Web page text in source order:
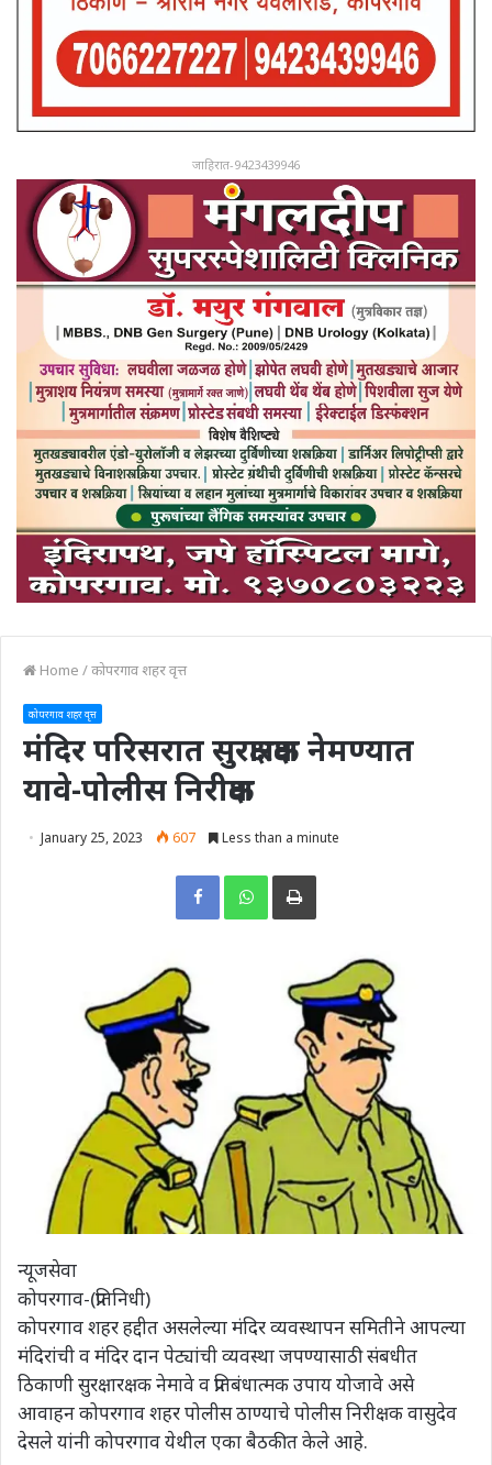
जाहिरात-9423439946
Home /कोपरगाव शहर वृत्त
कोपरगाव शहर वृत्त
मंदिर परिसरात सुरक्षारक्षक नेमण्यात
यावे-पोलीस निरीक्षक
January 25, 2023 607 Less than a minute
Print
न्यूजसेवा
कोपरगाव-(प्रतिनिधी)
कोपरगाव शहर हद्दीत असलेल्या मंदिर व्यवस्थापन समितीने आपल्या
मंदिरांची व मंदिर दान पेट्यांची व्यवस्था जपण्यासाठी संबधीत
ठिकाणी सुरक्षारक्षक नेमावे व प्रतिबंधात्मक उपाय योजावे असे
आवाहन कोपरगाव शहर पोलीस ठाण्याचे पोलीस निरीक्षक वासुदेव
देसले यांनी कोपरगाव येथील एका बैठकीत केले आहे.